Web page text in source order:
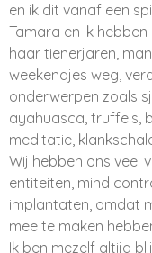
en ik dit vanaf een
Tamara en ik
haar tienerjaren,
weekendjes weg,
onderwerpen zoals
ayahuasca, truffels,
meditatie,
Wij hebben ons veel
entiteiten, mind
implantaten, omdat
mee te maken
Ik ben mezelf altijd